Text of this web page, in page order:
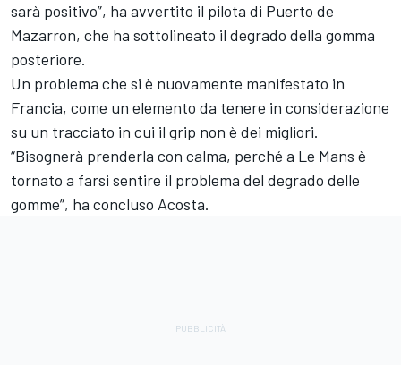
sarà positivo”, ha avvertito il pilota di Puerto de
Mazarron, che ha sottolineato il degrado della gomma
posteriore.
Un problema che si è nuovamente manifestato in
Francia, come un elemento da tenere in considerazione
su un tracciato in cui il grip non è dei migliori.
“Bisognerà prenderla con calma, perché a Le Mans è
tornato a farsi sentire il problema del degrado delle
gomme”, ha concluso Acosta.